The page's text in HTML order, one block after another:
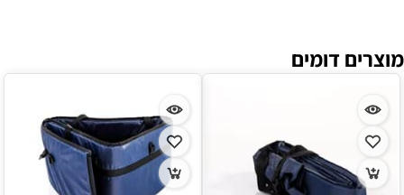
מוצרים דומים